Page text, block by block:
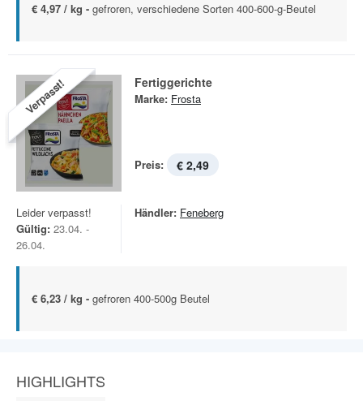
€ 4,97 / kg - gefroren, verschiedene Sorten 400-600-g-Beutel
Verpasst! Fertiggerichte
Marke: Frosta
Preis: € 2,49
Leider verpasst!
Gültig: 23.04. -
26.04.
Händler: Feneberg
€ 6,23 / kg - gefroren 400-500g Beutel
HIGHLIGHTS